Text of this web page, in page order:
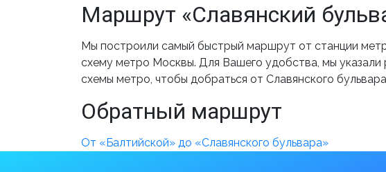
Маршрут «Славянский
Мы построили самый быстрый маршрут от станции
схему метро Москвы. Для Вашего удобства, мы указали
схемы метро, чтобы добраться от Славянского
Обратный маршрут
От «Балтийской» до «Славянского бульвара»